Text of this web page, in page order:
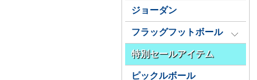
ジョーダン
フラッグフットボール
特別セールアイテム
ピックルボール